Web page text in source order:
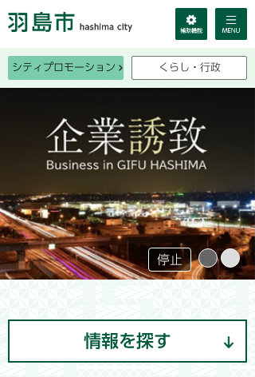
シティプロモーション くらし・行政
停止
情報を探す